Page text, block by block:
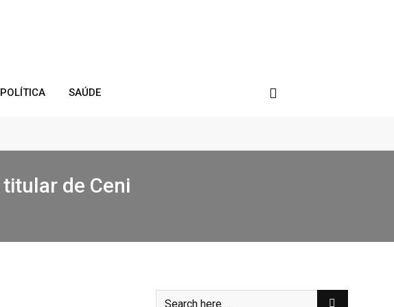
POLÍTICA SAÚDE
de Ceni